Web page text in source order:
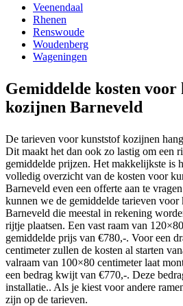
Veenendaal
Rhenen
Renswoude
Woudenberg
Wageningen
Gemiddelde kosten voor
kozijnen Barneveld
De tarieven voor kunststof kozijnen
Dit maakt het dan ook zo lastig om een
gemiddelde prijzen. Het makkelijkste is
volledig overzicht van de kosten voor
Barneveld even een offerte aan te
kunnen we de gemiddelde tarieven
Barneveld die meestal in rekening
rijtje plaatsen. Een vast raam van
gemiddelde prijs van €780,-. Voor een
centimeter zullen de kosten al starten
valraam van 100×80 centimeter laat
een bedrag kwijt van €770,-. Deze
installatie.. Als je kiest voor andere
zijn op de tarieven.